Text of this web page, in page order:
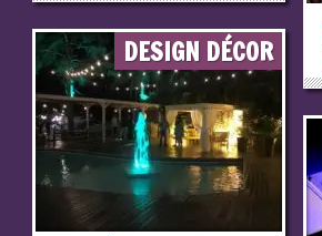
DESIGN DÉCOR